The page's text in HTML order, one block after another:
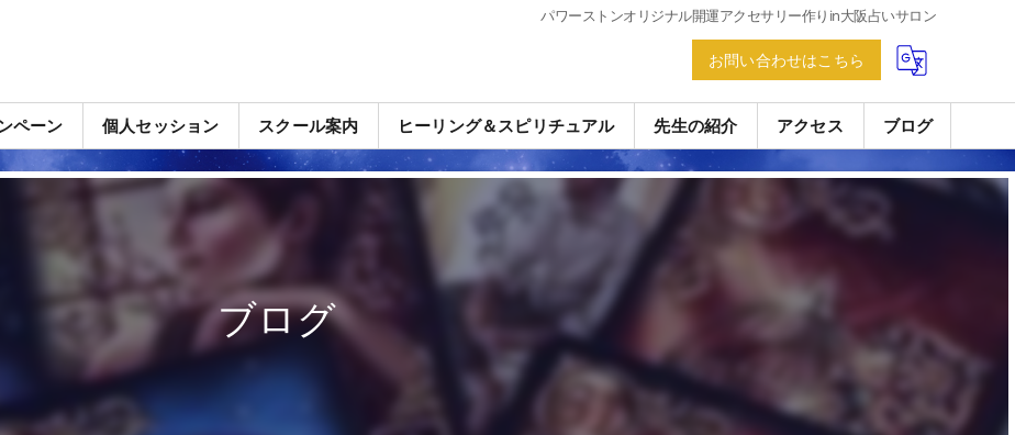
パワーストンオリジナル開運アクセサリー作りin大阪占いサロン
お問い合わせはこちら
ペーン 個人セッション スクール案内 ヒーリング＆スピリチュアル 先生の紹介 アクセス ブログ
ブログ